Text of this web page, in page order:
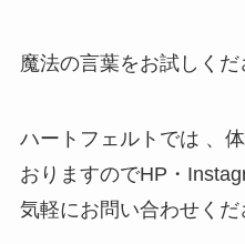
魔法の言葉をお試しくだ
ハートフェルトでは 、
おりますのでHP・
気軽にお問い合わせくだ